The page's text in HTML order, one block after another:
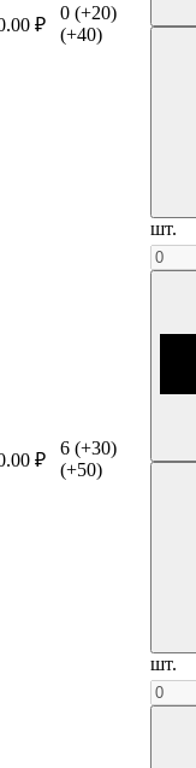
₽
0 (+20)
(+40)
шт.
₽
6 (+30)
(+50)
шт.